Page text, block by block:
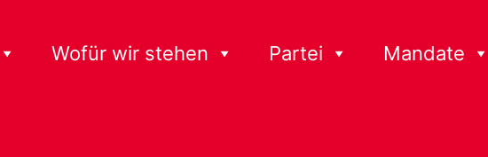
Wofür wir stehen Partei Mandate